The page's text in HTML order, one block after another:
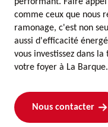
comme ceux que nous
ramonage, c'est non
aussi d'efficacité
vous investissez dans
votre foyer à La Barque.
Nous contacter